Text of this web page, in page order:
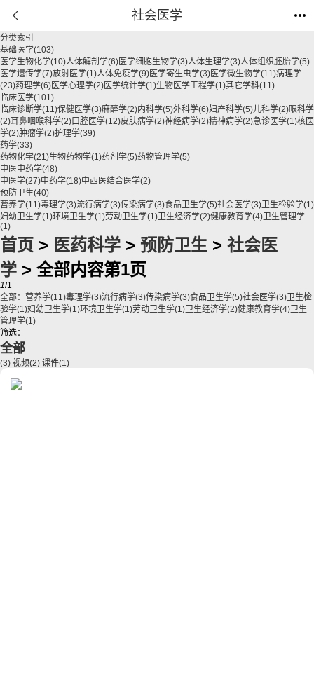
社会医学
分类索引
基础医学(103)
医学生物化学(10)人体解剖学(6)医学细胞生物学(3)人体生理学(3)人体组织胚胎学(5)
医学遗传学(7)放射医学(1)人体免疫学(9)医学寄生虫学(3)医学微生物学(11)病理学
(23)药理学(6)医学心理学(2)医学统计学(1)生物医学工程学(1)其它学科(11)
临床医学(101)
临床诊断学(11)保健医学(3)麻醉学(2)内科学(5)外科学(6)妇产科学(5)儿科学(2)眼科学
(2)耳鼻咽喉科学(2)口腔医学(12)皮肤病学(2)神经病学(2)精神病学(2)急诊医学(1)核医
学(2)肿瘤学(2)护理学(39)
药学(33)
药物化学(21)生物药物学(1)药剂学(5)药物管理学(5)
中医中药学(48)
中医学(27)中药学(18)中西医结合医学(2)
预防卫生(40)
营养学(11)毒理学(3)流行病学(3)传染病学(3)食品卫生学(5)社会医学(3) 卫生检验学(1)
妇幼卫生学(1)环境卫生学(1)劳动卫生学(1) 卫生经济学(2)健康教育学(4) 卫生管理学
(1)
首页 > 医药科学 > 预防卫生 > 社会医
学 > 全部内容第1页
1/1
全部： 营养学(11)毒理学(3)流行病学(3)传染病学(3)食品卫生学(5)社会医学(3) 卫生检
验学(1)妇幼卫生学(1)环境卫生学(1)劳动卫生学(1) 卫生经济学(2)健康教育学(4) 卫生
管理学(1)
筛选：
全部
(3) 视频(2) 课件(1)